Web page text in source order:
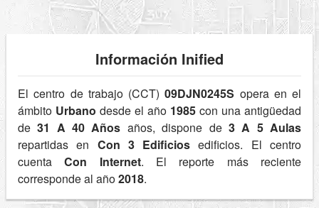
Información Inified
El centro de trabajo (CCT)09DJN0245S opera en el
ámbito Urbano desde el año 1985 con una antigüedad
de31 A 40 Años años, dispone de 3 A 5 Aulas
repartidas en Con 3 Edificios edificios. El centro
cuentaCon Internet. El reporte más reciente
corresponde al año2018.